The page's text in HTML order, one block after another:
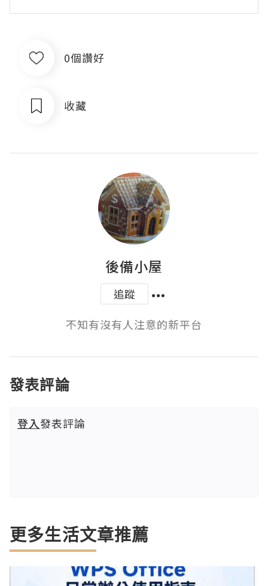
0個讚好
收藏
後備小屋
追蹤
不知有沒有人注意的新平台
發表評論
登入發表評論
更多生活文章推薦